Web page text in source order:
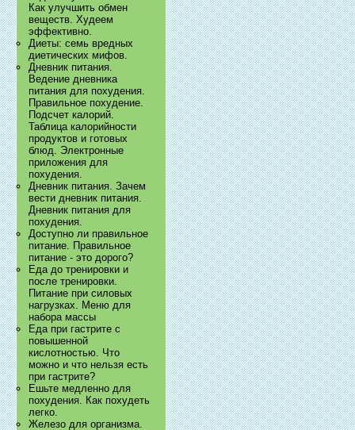
Как улучшить обмен
веществ. Худеем
эффективно.
Диеты: семь вредных
диетических мифов.
Дневник питания.
Ведение дневника
питания для похудения.
Правильное похудение.
Подсчет калорий.
Таблица калорийности
продуктов и готовых
блюд. Электронные
приложения для
похудения.
Дневник питания. Зачем
вести дневник питания.
Дневник питания для
похудения.
Доступно ли правильное
питание. Правильное
питание - это дорого?
Еда до тренировки и
после тренировки.
Питание при силовых
нагрузках. Меню для
набора массы
Еда при гастрите с
повышенной
кислотностью. Что
можно и что нельзя есть
при гастрите?
Ешьте медленно для
похудения. Как похудеть
легко.
Железо для организма.